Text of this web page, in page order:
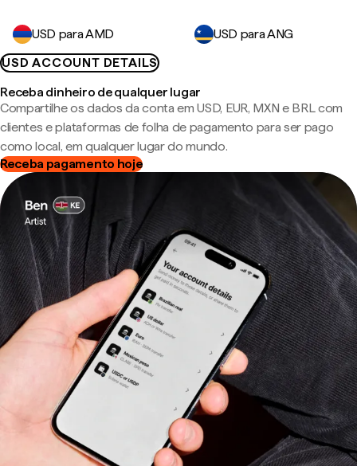
USD para AMD
USD para ANG
USD ACCOUNT DETAILS
Receba dinheiro de qualquer lugar
Compartilhe os dados da conta em USD, EUR, MXN e BRL com
clientes e plataformas de folha de pagamento para ser pago
como local, em qualquer lugar do mundo.
Receba pagamento hoje